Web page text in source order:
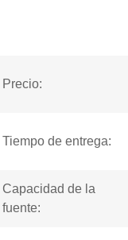
Precio:
Tiempo de entrega:
Capacidad de la
fuente: